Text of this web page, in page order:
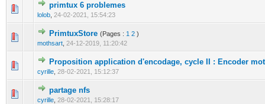
primtux 6 problemes
lolob 24-02-2021, 15:54:23
0 Votes - 0 sur 5 en moyenne
1
PrimtuxStore (Pages : 1 2 )
mothsart 24-12-2019, 11:20:42
0 Votes - 0 sur 5 en moyenne
123 4
Proposition application d'encodage, cycle II : Encoder
cyrille 28-02-2021, 15:12:37
0 Votes - 0 sur 5 en moyenne
123 45
partage nfs
cyrille 28-02-2021, 15:28:17
0 Votes - 0 sur 5 en moyenne